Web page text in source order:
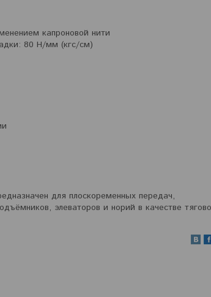
капроновой нити
80 Н/мм (кгс/см)
для плоскоременных передач,
элеваторов и норий в качестве